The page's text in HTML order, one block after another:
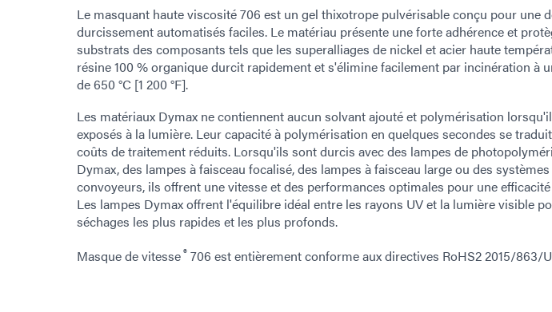
Le masquant haute viscosité 706 est un gel thixotrope pulvérisable conçu pour une
durcissement automatisés faciles. Le matériau présente une forte adhérence et
substrats des composants tels que les superalliages de nickel et acier haute
résine 100 % organique durcit rapidement et s'élimine facilement par incinération à
de 650 °C [1 200 °F].
Les matériaux Dymax ne contiennent aucun solvant ajouté et polymérisation
exposés à la lumière. Leur capacité à polymérisation en quelques secondes se
coûts de traitement réduits. Lorsqu'ils sont durcis avec des lampes de
Dymax, des lampes à faisceau focalisé, des lampes à faisceau large ou des
convoyeurs, ils offrent une vitesse et des performances optimales pour une
Les lampes Dymax offrent l'équilibre idéal entre les rayons UV et la lumière visible
séchages les plus rapides et les plus profonds.
Masque de vitesse® 706 est entièrement conforme aux directives RoHS2 2015/863/